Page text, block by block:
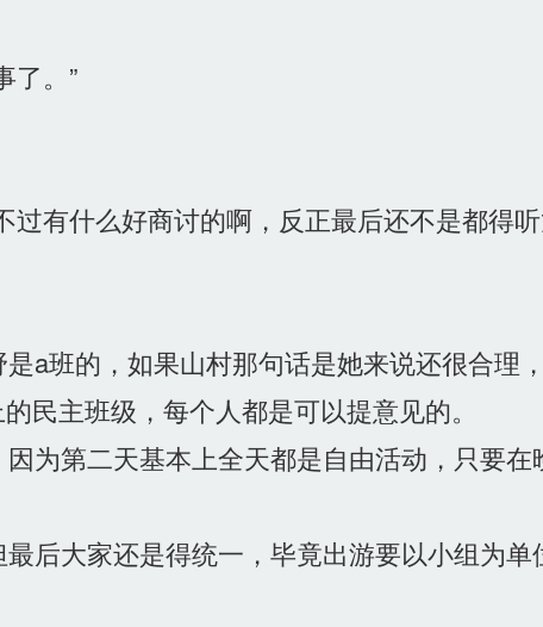
了。”
有什么好商讨的啊，反正最后还不是都得
a班的，如果山村那句话是她来说还很合理
民主班级，每个人都是可以提意见的。
为第二天基本上全天都是自由活动，只要在
后大家还是得统一，毕竟出游要以小组为单